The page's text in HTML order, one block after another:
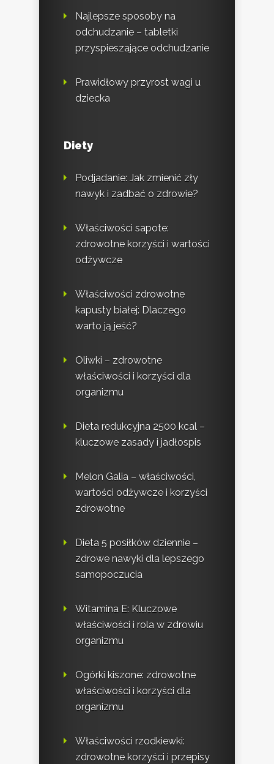
Najlepsze sposoby na
odchudzanie – tabletki
przyspieszające odchudzanie
Prawidłowy przyrost wagi u
dziecka
Diety
Podjadanie: Jak zmienić zły
nawyk i zadbać o zdrowie?
Właściwości sapote:
zdrowotne korzyści i wartości
odżywcze
Właściwości zdrowotne
kapusty białej: Dlaczego
warto ją jeść?
Oliwki – zdrowotne
właściwości i korzyści dla
organizmu
Dieta redukcyjna 2500 kcal –
kluczowe zasady i jadłospis
Melon Galia – właściwości,
wartości odżywcze i korzyści
zdrowotne
Dieta 5 posiłków dziennie –
zdrowe nawyki dla lepszego
samopoczucia
Witamina E: Kluczowe
właściwości i rola w zdrowiu
organizmu
Ogórki kiszone: zdrowotne
właściwości i korzyści dla
organizmu
Właściwości rzodkiewki:
zdrowotne korzyści i przepisy